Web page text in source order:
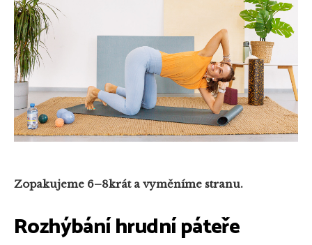
Zopakujeme 6–8krát a vyměníme stranu.
Rozhýbání hrudní páteře